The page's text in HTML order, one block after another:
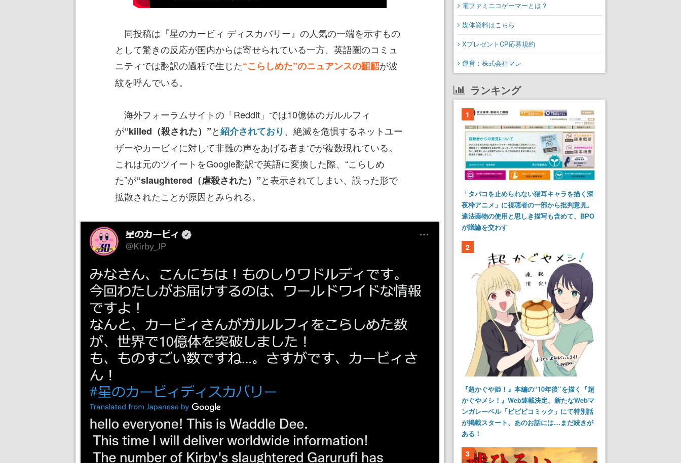
同投稿は『星のカービィ ディスカバリー』の人気の一端を示すもの
として驚きの反応が国内からは寄せられている一方、英語圏のコミュ
ニティでは翻訳の過程で生じた“こらしめた”のニュアンスの齟齬が波
紋を呼んでいる。
海外フォーラムサイトの「Reddit」では10億体のガルルフィ
が“killed（殺された）”と紹介されており、絶滅を危惧するネットユー
ザーやカービィに対して非難の声をあげる者までが複数現れている。
これは元のツイートをGoogle翻訳で英語に変換した際、“こらしめ
た”が“slaughtered（虐殺された）”と表示されてしまい、誤った形で
拡散されたことが原因とみられる。
電ファミニコゲーマーとは？
媒体資料はこちら
XプレゼントCP応募規約
運営：株式会社マレ
ランキング
1
「タバコを止められない猫耳キャラを描く深
夜枠アニメ」に視聴者の一部から批判意見。
違法薬物の使用と思しき描写も含めて、BPO
が議論を交わす
2
『超かぐや姫！』本編の“10年後”を描く『超
かぐやメシ！』Web連載決定。新たなWebマ
ンガレーベル「ビビビコミック」にて特別話
が掲載スタート、あのお話には…まだ続きが
ある！
3